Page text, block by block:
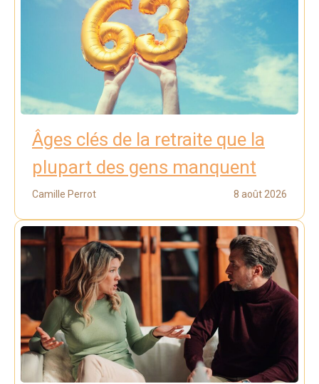
Âges clés de la retraite que la
plupart des gens manquent
Camille Perrot 8 août 2026